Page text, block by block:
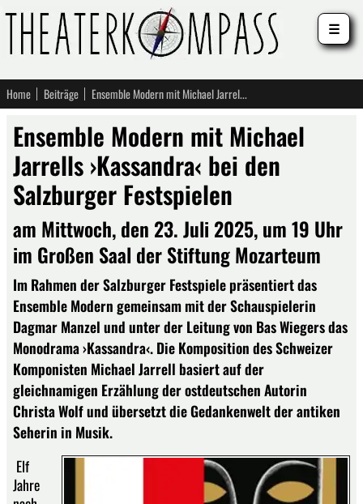
Home Beiträge Ensemble Modern mit Michael Jarrells ›Kassandra‹ bei den Salzburger Festspielen
Ensemble Modern mit Michael
Jarrells ›Kassandra‹ bei den
Salzburger Festspielen
am Mittwoch, den 23. Juli 2025, um 19 Uhr
im Großen Saal der Stiftung Mozarteum
Im Rahmen der Salzburger Festspiele präsentiert das
Ensemble Modern gemeinsam mit der Schauspielerin
Dagmar Manzel und unter der Leitung von Bas Wiegers das
Monodrama ›Kassandra‹. Die Komposition des Schweizer
Komponisten Michael Jarrell basiert auf der
gleichnamigen Erzählung der ostdeutschen Autorin
Christa Wolf und übersetzt die Gedankenwelt der antiken
Seherin in Musik.
Elf
Jahre
☰